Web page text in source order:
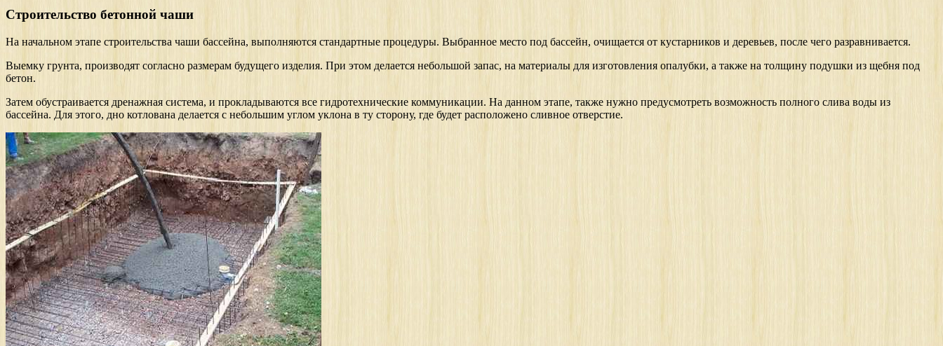
Строительство бетонной чаши
На начальном этапе строительства чаши бассейна, выполняются стандартные процедуры. Выбранное место под бассейн, очищается от кустарников и деревьев, после чего разравнивается.
Выемку грунта, производят согласно размерам будущего изделия. При этом делается небольшой запас, на материалы для изготовления опалубки, а также на толщину подушки из щебня под
бетон.
Затем обустраивается дренажная система, и прокладываются все гидротехнические коммуникации. На данном этапе, также нужно предусмотреть возможность полного слива воды из
бассейна. Для этого, дно котлована делается с небольшим углом уклона в ту сторону, где будет расположено сливное отверстие.